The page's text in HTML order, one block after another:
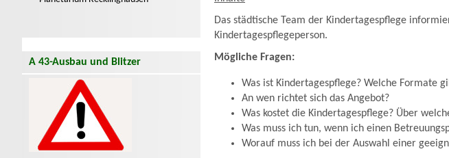
A 43-Ausbau und Blitzer
Das städtische Team der Kindertagespflege
Kindertagespflegeperson.
Mögliche Fragen:
Was ist Kindertagespflege? Welche Formate
An wen richtet sich das Angebot?
Was kostet die Kindertagespflege? Über
Was muss ich tun, wenn ich einen
Worauf muss ich bei der Auswahl einer